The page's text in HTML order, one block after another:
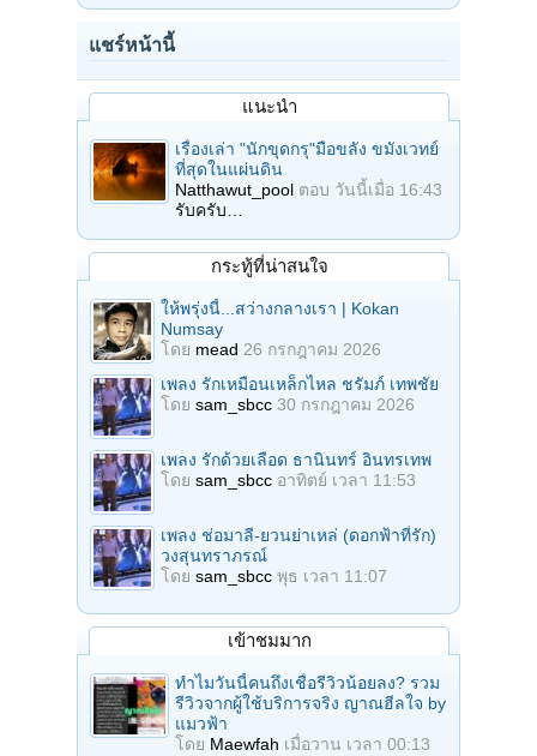
แชร์หน้านี้
แนะนำ
เรื่องเล่า "นักขุดกรุ"มือขลัง ขมังเวทย์
ที่สุดในแผ่นดิน
Natthawut_pool ตอบ วันนี้เมื่อ 16:43
รับครับ…
กระทู้ที่น่าสนใจ
ให้พรุ่งนี้...สว่างกลางเรา | Kokan
Numsay
โดย mead 26 กรกฎาคม 2026
เพลง รักเหมือนเหล็กไหล ชรัมภ์ เทพชัย
โดย sam_sbcc 30 กรกฎาคม 2026
เพลง รักด้วยเลือด ธานินทร์ อินทรเทพ
โดย sam_sbcc อาทิตย์ เวลา 11:53
เพลง ช่อมาลี-ยวนย่าเหล่ (ดอกฟ้าที่รัก)
วงสุนทราภรณ์
โดย sam_sbcc พุธ เวลา 11:07
เข้าชมมาก
ทำไมวันนี้คนถึงเชื่อรีวิวน้อยลง? รวม
รีวิวจากผู้ใช้บริการจริง ญาณฮีลใจ by
แมวฟ้า
โดย Maewfah เมื่อวาน เวลา 00:13